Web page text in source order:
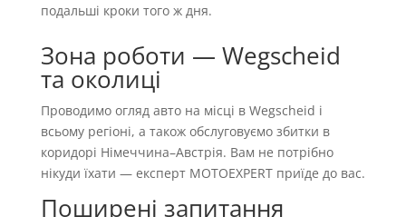
подальші кроки того ж дня.
Зона роботи — Wegscheid
та околиці
Проводимо огляд авто на місці в Wegscheid і
всьому регіоні, а також обслуговуємо збитки в
коридорі Німеччина–Австрія. Вам не потрібно
нікуди їхати — експерт MOTOEXPERT приїде до вас.
Поширені запитання